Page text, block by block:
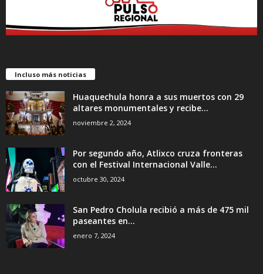
Incluso más noticias
Huaquechula honra a sus muertos con 29
altares monumentales y recibe...
noviembre 2, 2024
Por segundo año, Atlixco cruza fronteras
con el Festival Internacional Valle...
octubre 30, 2024
San Pedro Cholula recibió a más de 475 mil
paseantes en...
enero 7, 2024